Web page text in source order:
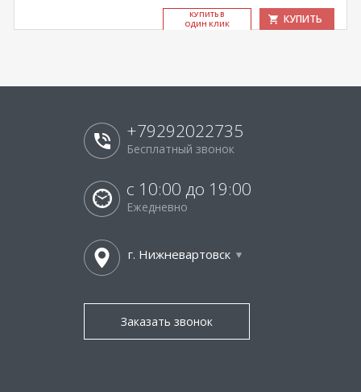
КУ­ПИТЬ В
ОДИН КЛИК
КУПИТЬ
+79292022735
Бесплатный звонок
с 10:00 до 19:00
Ежедневно
г. Нижневартовск
Заказать звонок